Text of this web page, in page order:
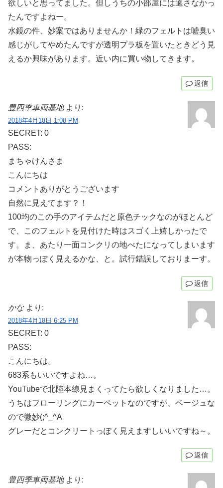
欲しいと思ってました。但しうちの小部屋には適さなかっ
たんですよねー。
水鏡の件、妙案ではありませんか！緑のフェルトは嘘臭い
感じがしてやめたんですが透明プラ板を置いたときどう見
えるか興味があります。近い内に買い物してきます。
返信
豊四季車両基地 より:
2018年4月18日 1:08 PM
SECRET: 0
PASS:
まちゃけんさま
こんにちは
コメントありがとうございます
自然に見えてます？！
100均のこの手のアイテムだと原色チックなのがほとんど
で、このフェルトを見付けた時はスゴく上嬉しかったで
す。ま、あたり一面コンクリの地べたになってしまいます
が本物っぽく見えるかな、と。試行錯誤しておりまーす。
返信
かな より:
2018年4月18日 6:25 PM
SECRET: 0
PASS:
こんにちは。
683系もいいですよね…。
YouTubeで北陸本線見まくってたら欲しくなりました…。
うちはフローリングにカーペットなのですが、ベージュな
ので微妙(;^_^A
グレーだとコンクリートっぽく見えますしいいですね～。
返信
豊四季車両基地 より: